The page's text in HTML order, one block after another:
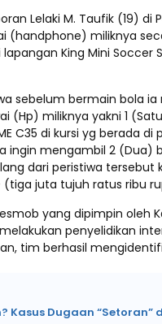
Lelaki M. Taufik (19) di
(handphone) miliknya
King Mini Soccer
sebelum bermain bola
miliknya yakni 1
C35 di kursi yg berada di
ingin mengambil 2 (Dua)
dari peristiwa tersebut
(tiga juta tujuh ratus ribu
yang dipimpin oleh
melakukan penyelidikan
tim berhasil
Kasus Dugaan “Setoran”